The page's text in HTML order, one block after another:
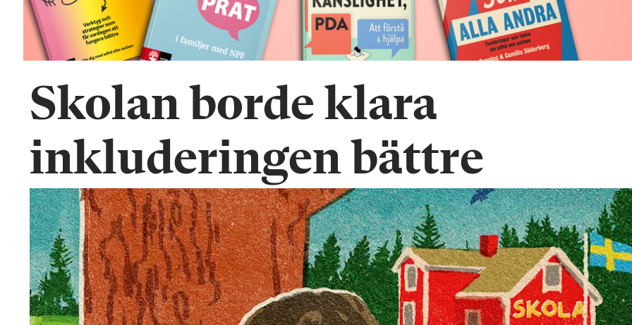
Skolan borde klara
inkluderingen bättre